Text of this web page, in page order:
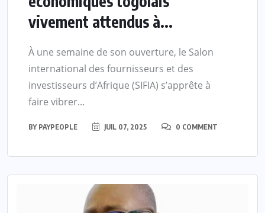
vivement attendus à...
À une semaine de son ouverture, le Salon
international des fournisseurs et des
investisseurs d’Afrique (SIFIA) s’apprête à
faire vibrer...
BY PAYPEOPLE JUIL 07, 2025 0 COMMENT